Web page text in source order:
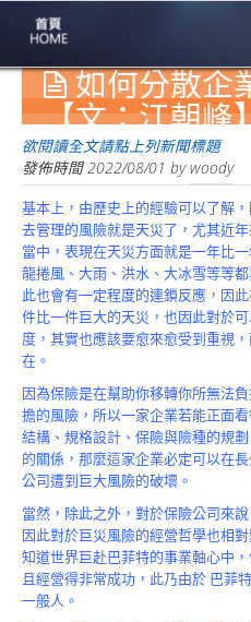
專業豐林
Professional
保險大家談
1386集
台灣商業保險
第一品牌
關於豐林
About
服務項目
火災保額
估算系統
商品簡介
Product
如何分散企
【文：江朝峰
欲閱讀全文請點上列新聞標題
發佈時間2022/08/01 bywoody
基本上，由歷史上的經驗可以了解
去管理的風險就是天災了，尤其近
當中，表現在天災方面就是一年比
龍捲風、大雨、洪水、大冰雪等等
此也會有一定程度的連鎖反應，因
件比一件巨大的天災，也因此對於
度，其實也應該要愈來愈受到重視
在。
因為保險是在幫助你移轉你所無法
擔的風險，所以一家企業若能正面
結構、規格設計、保險與險種的規
的關係，那麼這家企業必定可以在
公司遭到巨大風險的破壞。
當然，除此之外，對於保險公司來
因此對於巨災風險的經營哲學也相
知道世界巨赴巴菲特的事業軸心中
且經營得非常成功，此乃由於 巴菲
一般人。